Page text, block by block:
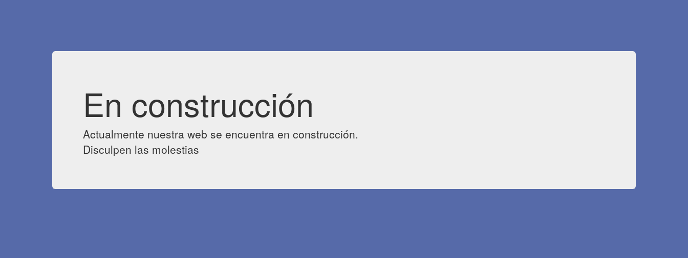
En construcción
Actualmente nuestra web se encuentra en construcción.
Disculpen las molestias